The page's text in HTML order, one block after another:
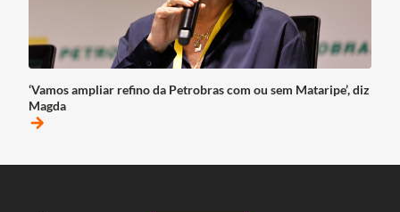
‘Vamos ampliar refino da Petrobras com ou sem Mataripe’, diz
Magda
arrow_forward